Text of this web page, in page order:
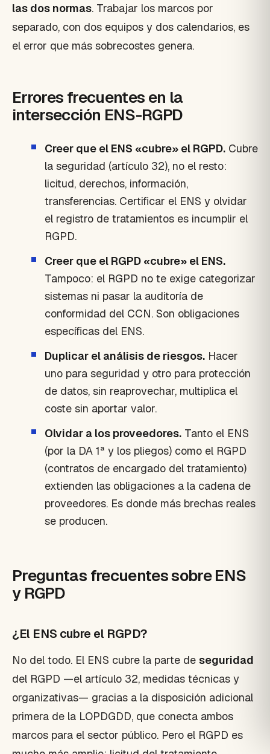
las dos normas. Trabajar los marcos por
separado, con dos equipos y dos calendarios, es
el error que más sobrecostes genera.
Errores frecuentes en la
intersección ENS-RGPD
Creer que el ENS «cubre» el RGPD. Cubre
la seguridad (artículo 32), no el resto:
licitud, derechos, información,
transferencias. Certificar el ENS y olvidar
el registro de tratamientos es incumplir el
RGPD.
Creer que el RGPD «cubre» el ENS.
Tampoco: el RGPD no te exige categorizar
sistemas ni pasar la auditoría de
conformidad del CCN. Son obligaciones
específicas del ENS.
Duplicar el análisis de riesgos. Hacer
uno para seguridad y otro para protección
de datos, sin reaprovechar, multiplica el
coste sin aportar valor.
Olvidar a los proveedores. Tanto el ENS
(por la DA 1ª y los pliegos) como el RGPD
(contratos de encargado del tratamiento)
extienden las obligaciones a la cadena de
proveedores. Es donde más brechas reales
se producen.
Preguntas frecuentes sobre ENS
y RGPD
¿El ENS cubre el RGPD?
No del todo. El ENS cubre la parte de seguridad
del RGPD —el artículo 32, medidas técnicas y
organizativas— gracias a la disposición adicional
primera de la LOPDGDD, que conecta ambos
marcos para el sector público. Pero el RGPD es